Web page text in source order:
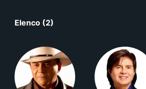
Elenco (2)